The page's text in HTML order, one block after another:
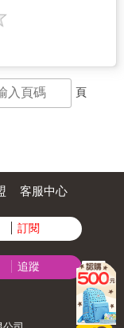
他們認為這個概念
一個有秩序的地
史學
限小》中揭發了耶
因，並敘述無限小
微積分與許多現代
洲的階級與秩序力
與英國內戰的血腥
學家與哲學家的生
、克里斯多佛．克
在義大利，無限小
導歐洲文化的朝代已
小的勝利則幫助了這
國家之路。 從德
頁
客服中心
訂閱
追蹤